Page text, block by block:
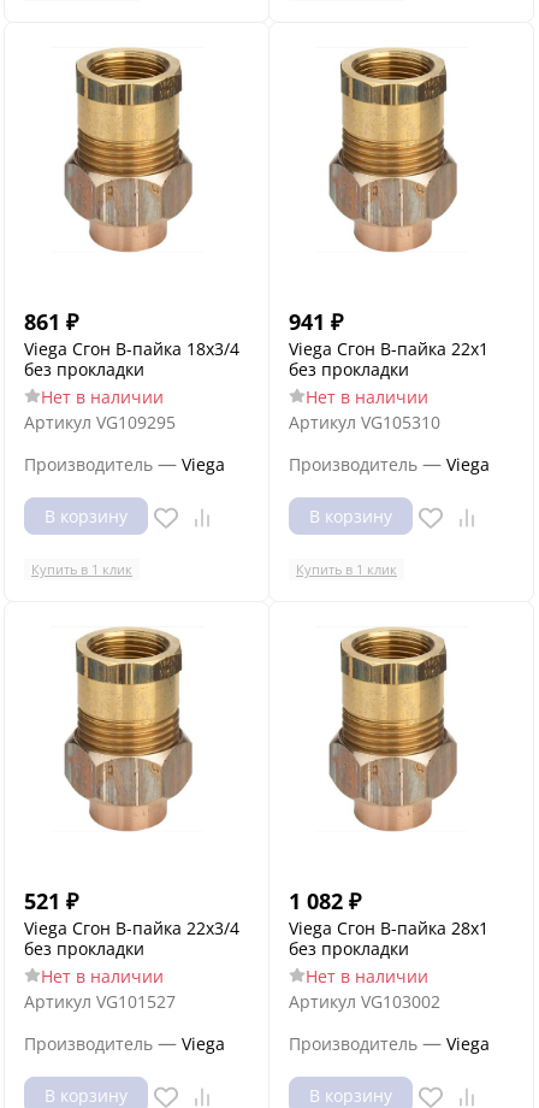
861 ₽
Viega Сгон В-пайка 18х3/4
без прокладки
Нет в наличии
Артикул VG109295
Производитель — Viega
В корзину
Купить в 1 клик
941 ₽
Viega Сгон В-пайка 22х1
без прокладки
Нет в наличии
Артикул VG105310
Производитель — Viega
В корзину
Купить в 1 клик
521 ₽
Viega Сгон В-пайка 22х3/4
без прокладки
Нет в наличии
Артикул VG101527
Производитель — Viega
В корзину
1 082 ₽
Viega Сгон В-пайка 28х1
без прокладки
Нет в наличии
Артикул VG103002
Производитель — Viega
В корзину